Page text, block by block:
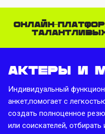
Онлайн-
Актеры и
Индивидуальный
анкет,помогает с
создать полноценное
или соискателей,